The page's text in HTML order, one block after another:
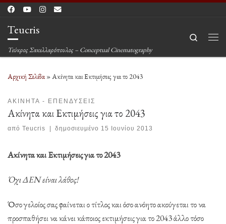
Μετάβαση στο περιεχόμενο
Teucris
Τεύκρος Σακελλαρόπουλος – Conceptual Cinematography
Search
Αρχική Σελίδα»Ακίνητα και Εκτιμήσεις για το 2043
ΑΚΊΝΗΤΑ - ΕΠΕΝΔΎΣΕΙΣ
Ακίνητα και Εκτιμήσεις για το 2043
από Teucris δημοσιευμένο 15 Ιουνίου 2013
Ακίνητα και Εκτιμήσεις για το 2043
Όχι ΔΕΝ είναι λάθος!
Όσο γελοίος σας φαίνεται ο τίτλος και όσο ανόητο ακούγεται το να
προσπαθήσει να κάνει κάποιος εκτιμήσεις για το 2043 άλλο τόσο